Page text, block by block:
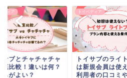
ディア
サブのライトプラン
規会員は使えない！
者の口コミや料金
トイペディア
ChaChaCha(チ
チャ)キャンペー
引クーポンコー